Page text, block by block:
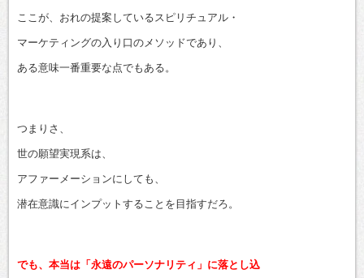
ここが、おれの提案しているスピリチュアル・
マーケティングの入り口のメソッドであり、
ある意味一番重要な点でもある。
つまりさ、
世の願望実現系は、
アファーメーションにしても、
潜在意識にインプットすることを目指すだろ。
でも、本当は「永遠のパーソナリティ」に落とし込